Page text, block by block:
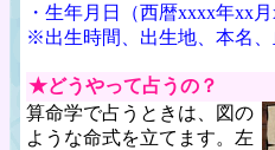
・生年月日（西暦xxxx年xx月
※出生時間、出生地、本名、
★どうやって占うの？
算命学で占うときは、図の
ような命式を立てます。左